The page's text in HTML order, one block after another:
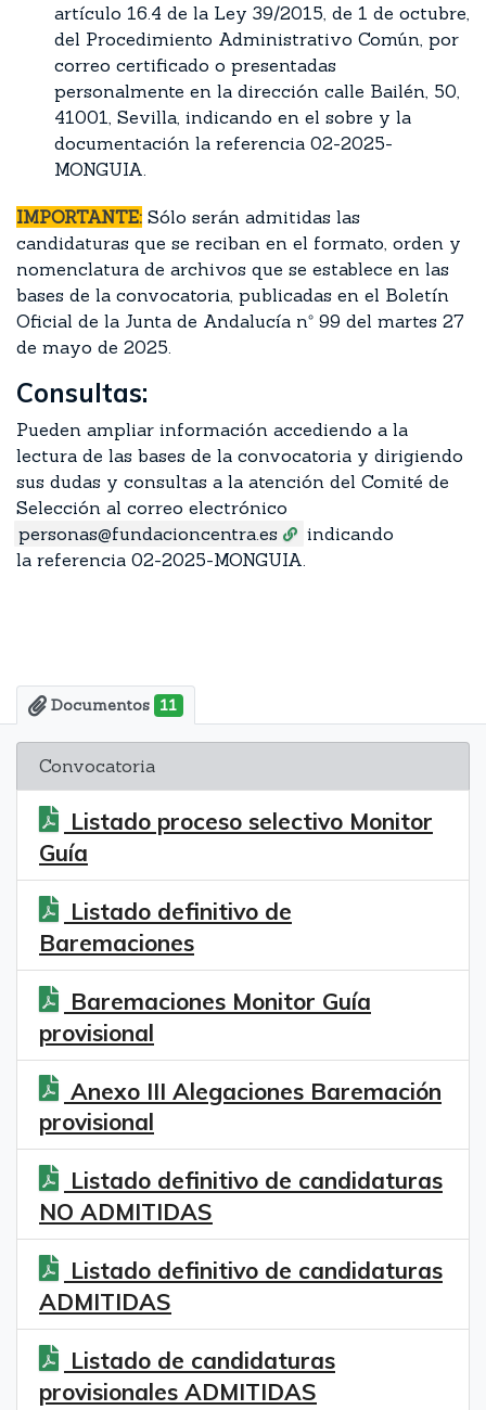
artículo 16.4 de la Ley 39/2015, de 1 de octubre,
del Procedimiento Administrativo Común, por
correo certificado o presentadas
personalmente en la dirección calle Bailén, 50,
41001, Sevilla, indicando en el sobre y la
documentación la referencia 02-2025-
MONGUIA.
IMPORTANTE: Sólo serán admitidas las
candidaturas que se reciban en el formato, orden y
nomenclatura de archivos que se establece en las
bases de la convocatoria, publicadas en el Boletín
Oficial de la Junta de Andalucía nº 99 del martes 27
de mayo de 2025.
Consultas:
Pueden ampliar información accediendo a la
lectura de las bases de la convocatoria y dirigiendo
sus dudas y consultas a la atención del Comité de
Selección al correo electrónico
personas@fundacioncentra.es
indicando
la referencia 02-2025-MONGUIA.
Documentos 11
Convocatoria
Listado proceso selectivo Monitor
Guía
Listado definitivo de
Baremaciones
Baremaciones Monitor Guía
provisional
Anexo III Alegaciones Baremación
provisional
Listado definitivo de candidaturas
NO ADMITIDAS
Listado definitivo de candidaturas
ADMITIDAS
Listado de candidaturas
provisionales ADMITIDAS